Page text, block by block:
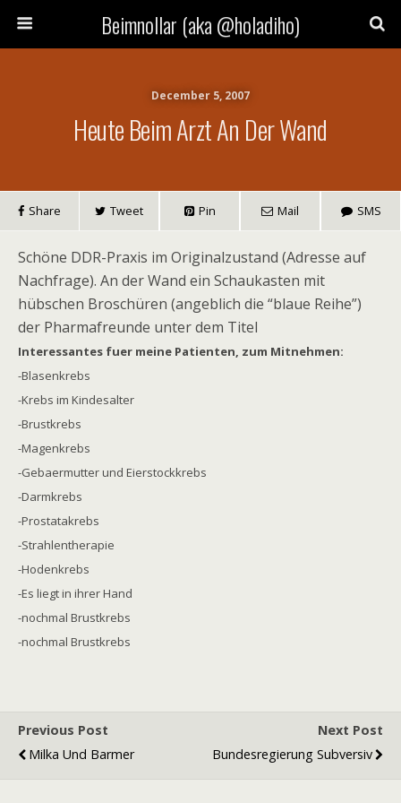
Beimnollar (aka @holadiho)
December 5, 2007
Heute Beim Arzt An Der Wand
Share Tweet Pin Mail SMS
Schöne DDR-Praxis im Originalzustand (Adresse auf
Nachfrage). An der Wand ein Schaukasten mit
hübschen Broschüren (angeblich die “blaue Reihe”)
der Pharmafreunde unter dem Titel
Interessantes fuer meine Patienten, zum Mitnehmen:
-Blasenkrebs
-Krebs im Kindesalter
-Brustkrebs
-Magenkrebs
-Gebaermutter und Eierstockkrebs
-Darmkrebs
-Prostatakrebs
-Strahlentherapie
-Hodenkrebs
-Es liegt in ihrer Hand
-nochmal Brustkrebs
-nochmal Brustkrebs
Previous Post
Milka Und Barmer
Next Post
Bundesregierung Subversiv